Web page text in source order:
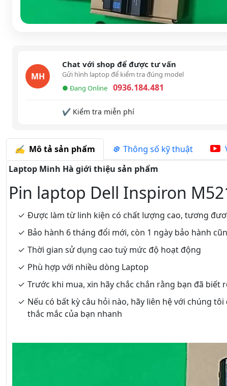
MH
Chat với shop để được tư vấn
Gửi hình laptop để kiểm tra đúng model
● Đang Online
0936.184.481
✔ Kiểm tra miễn phí
Mô tả sản phẩm Thông số kỹ thuật
Laptop Minh Hà giới thiệu sản phẩm
Pin laptop Dell Inspiron
Được làm từ linh kiện có chất lượng cao, tương
Bảo hành 6 tháng đổi mới, còn 1 ngày bảo hành
Thời gian sử dụng cao tuỳ mức độ hoạt động
Phù hợp với nhiều dòng Laptop
Trước khi mua, xin hãy chắc chắn rằng bạn đã
Nếu có bất kỳ câu hỏi nào, hãy liên hệ với chúng
thắc mắc của bạn nhanh